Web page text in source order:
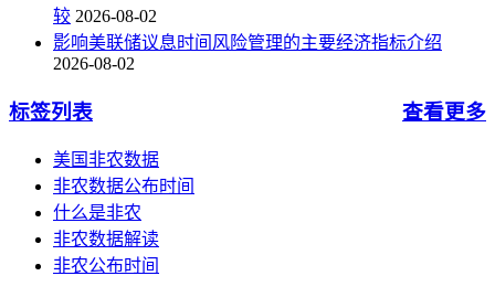
较 2026-08-02
影响美联储议息时间风险管理的主要经济指标介绍
2026-08-02
标签列表 查看更多
美国非农数据
非农数据公布时间
什么是非农
非农数据解读
非农公布时间